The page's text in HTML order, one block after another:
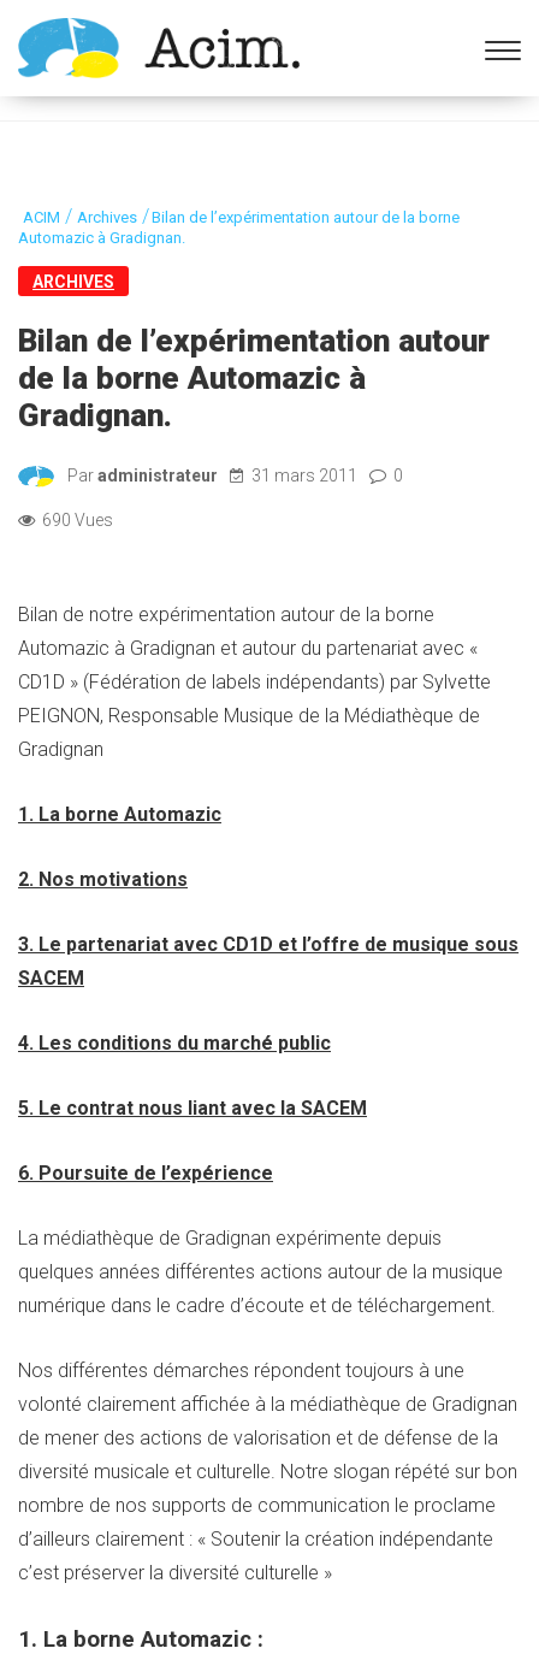
Ouvrir la barre d’outils
ACIM / Archives /Bilan de l’expérimentation autour de la borne
Automazic à Gradignan.
ARCHIVES
Bilan de l’expérimentation autour
de la borne Automazic à
Gradignan.
Paradministrateur 31 mars 2011 0
690 Vues
Bilan de notre expérimentation autour de la borne
Automazic à Gradignan et autour du partenariat avec «
CD1D » (Fédération de labels indépendants) par Sylvette
PEIGNON, Responsable Musique de la Médiathèque de
Gradignan
1. La borne Automazic
2. Nos motivations
3. Le partenariat avec CD1D et l’offre de musique sous
SACEM
4. Les conditions du marché public
5. Le contrat nous liant avec la SACEM
6. Poursuite de l’expérience
La médiathèque de Gradignan expérimente depuis
quelques années différentes actions autour de la musique
numérique dans le cadre d’écoute et de téléchargement.
Nos différentes démarches répondent toujours à une
volonté clairement affichée à la médiathèque de Gradignan
de mener des actions de valorisation et de défense de la
diversité musicale et culturelle. Notre slogan répété sur bon
nombre de nos supports de communication le proclame
d’ailleurs clairement : « Soutenir la création indépendante
c’est préserver la diversité culturelle »
1. La borne Automazic :